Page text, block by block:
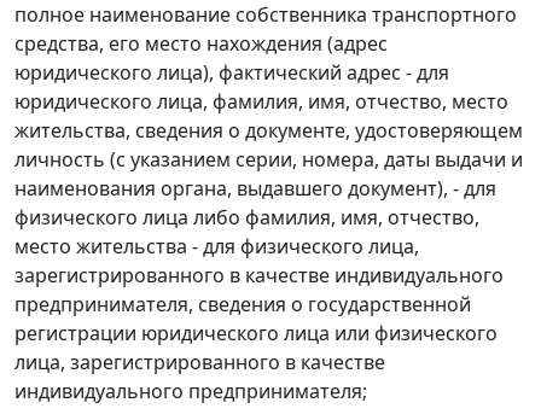
полное наименование собственника транспортного
средства, его место нахождения (адрес
юридического лица), фактический адрес - для
юридического лица, фамилия, имя, отчество, место
жительства, сведения о документе, удостоверяющем
личность (с указанием серии, номера, даты выдачи и
наименования органа, выдавшего документ), - для
физического лица либо фамилия, имя, отчество,
место жительства - для физического лица,
зарегистрированного в качестве индивидуального
предпринимателя, сведения о государственной
регистрации юридического лица или физического
лица, зарегистрированного в качестве
индивидуального предпринимателя;